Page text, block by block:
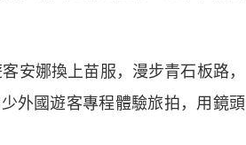
娜換上苗服，漫步青石板路，
外國遊客專程體驗旅拍，用鏡頭